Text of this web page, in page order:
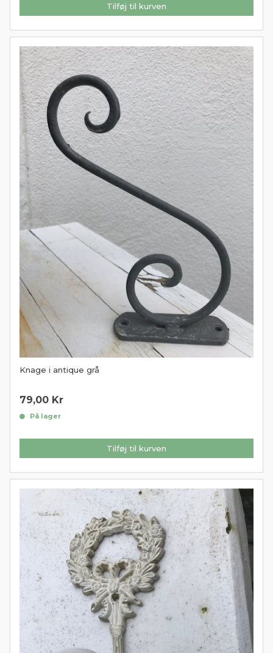
Tilføj til kurven
Knage i antique grå
79,00 Kr
På lager
Tilføj til kurven